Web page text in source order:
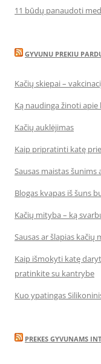
11 būdų panaudoti
GYVUNU PREKIU
Kačių skiepai –
Ką naudinga žinoti apie
Kačių auklėjimas
Kaip pripratinti katę
Sausas maistas
Blogas kvapas iš šuns
Kačių mityba – ką
Sausas ar šlapias kačių
Kaip išmokyti katę
pratinkite su kantrybe
Kuo ypatingas
PREKES GYVUNAMS